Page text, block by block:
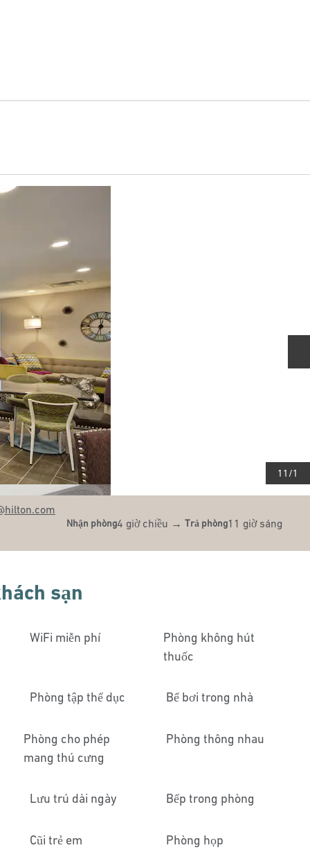
11 /1
Nhận phòng4 giờ chiều → Trả phòng11 giờ sáng
sạn
WiFi miễn phí
Phòng không hút
thuốc
Phòng tập thể dục Bể bơi trong nhà
Phòng cho phép
mang thú cưng
Phòng thông nhau
Lưu trú dài ngày Bếp trong phòng
Cũi trẻ em Phòng họp